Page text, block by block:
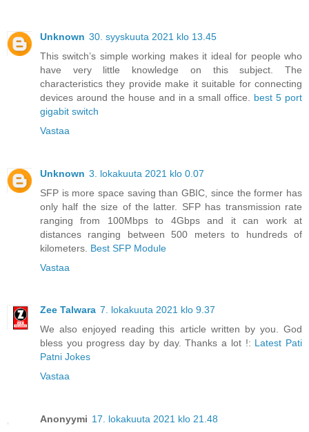
Unknown 30. syyskuuta 2021 klo 13.45
This switch’s simple working makes it ideal for people who
have very little knowledge on this subject. The
characteristics they provide make it suitable for connecting
devices around the house and in a small office. best 5 port
gigabit switch
Vastaa
Unknown 3. lokakuuta 2021 klo 0.07
SFP is more space saving than GBIC, since the former has
only half the size of the latter. SFP has transmission rate
ranging from 100Mbps to 4Gbps and it can work at
distances ranging between 500 meters to hundreds of
kilometers. Best SFP Module
Vastaa
Zee Talwara 7. lokakuuta 2021 klo 9.37
We also enjoyed reading this article written by you. God
bless you progress day by day. Thanks a lot !: Latest Pati
Patni Jokes
Vastaa
Anonyymi 17. lokakuuta 2021 klo 21.48